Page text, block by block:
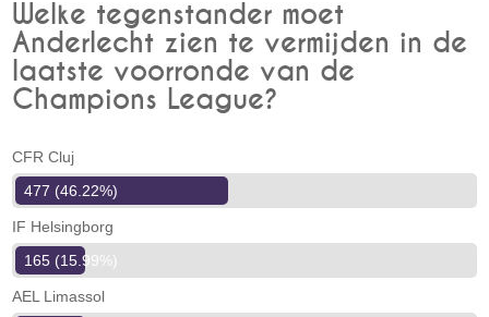
Welke tegenstander moet
Anderlecht zien te vermijden in de
laatste voorronde van de
Champions League?
CFR Cluj
477 (46.22%)
IF Helsingborg
165 (15.99%)
AEL Limassol